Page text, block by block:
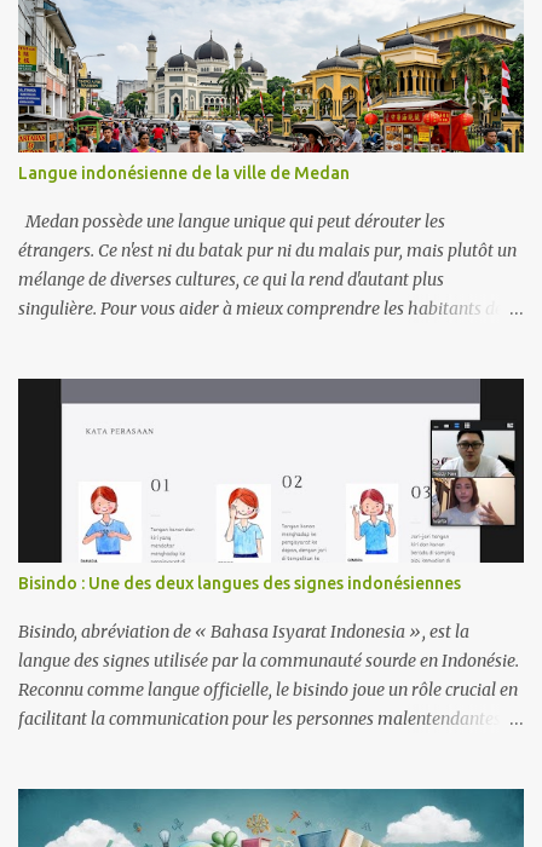
En Afrique francophone, le français reste la langue du
gouvernement et des écoles, considéré comme un signe de statut.
Aux Philippines, l’anglais est dominant dans les affaires et les
universités, souvent plus important que les langues locales. Au
Cameroun, les débats portent sur la question de savoir si le
français et l’anglais doivent dominer ou si les langues autochtones
doivent avoir plus de place. Avantages La maîtrise des langues
coloniales facilite le commerce, la diplomatie et les études à
l’étranger. Les parler peut ouvri...
Langue indonésienne de la ville de Medan
Medan possède une langue unique qui peut dérouter les
étrangers. Ce n'est ni du batak pur ni du malais pur, mais plutôt un
mélange de diverses cultures, ce qui la rend d'autant plus
singulière. Pour vous aider à mieux comprendre les habitants de
comme un local. Transports et lieux Becak Hantu = Pousse-pousse
motorisé qui va très vite Galon = Station-service Kede Aceh =
Épicerie (généralement tenue par des Acehnais) Kede Sampah =
Petit magasin vendant des légumes et des articles de cuisine.
Kereta = Moto Monja/Monza = Lieu de vente de vêtements
d'occasion importés (origine du mot : Monginsidi Plaza) Pajak =
Marché (lieu d'achat et de vente de légumes, de viande ou de
produits de première nécessité) Pasar = Route pavée Pinggir! = Dit
au conducteur de transport en commun lorsqu'un passa...
Bisindo : Une des deux langues des signes indonésiennes
Bisindo, abréviation de « Bahasa Isyarat Indonesia », est la
langue des signes utilisée par la communauté sourde en Indonésie.
Reconnu comme langue officielle, le bisindo joue un rôle crucial en
facilitant la communication pour les personnes malentendantes à
caractéristique lui permet de s'adapter et d'évoluer, ce qui la rend
pertinente pour diverses communautés tout en maintenant une